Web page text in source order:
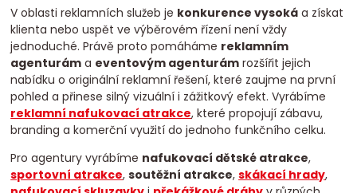
V oblasti reklamních služeb je konkurence vysoká a získat
klienta nebo uspět ve výběrovém řízení není vždy
jednoduché. Právě proto pomáháme reklamním
agenturám a eventovým agenturám rozšířit jejich
nabídku o originální reklamní řešení, které zaujme na první
pohled a přinese silný vizuální i zážitkový efekt. Vyrábíme
reklamní nafukovací atrakce, které propojují zábavu,
branding a komerční využití do jednoho funkčního celku.
Pro agentury vyrábíme nafukovací dětské atrakce,
sportovní atrakce,soutěžní atrakce,skákací hrady,